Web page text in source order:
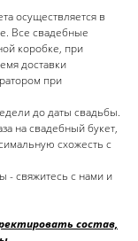
осуществляется в
Все свадебные
коробке, при
доставки
при
до даты свадьбы.
на свадебный букет,
схожесть с
- свяжитесь с нами и
состав,